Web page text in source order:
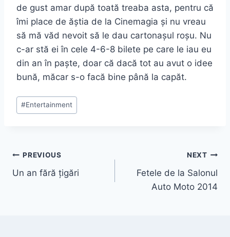
de gust amar după toată treaba asta, pentru că
îmi place de ăștia de la Cinemagia și nu vreau
să mă văd nevoit să le dau cartonașul roșu. Nu
c-ar stă ei în cele 4-6-8 bilete pe care le iau eu
din an în paște, doar că dacă tot au avut o idee
bună, măcar s-o facă bine până la capăt.
Post
Tags:
#Entertainment
Post
navigation
PREVIOUS
Un an fără țigări
NEXT
Fetele de la Salonul
Auto Moto 2014